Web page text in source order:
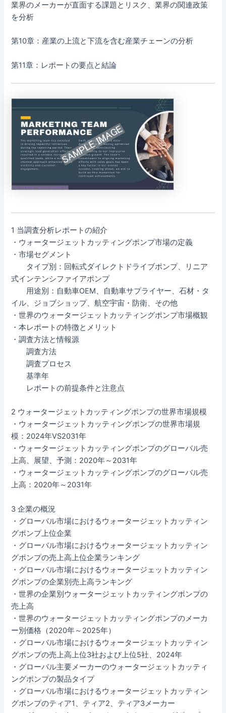
業界のメーカーが直面する課題とリスク、業界の関連政策
を分析
第10章：産業の上流と下流を含む産業チェーンの分析
第11章：レポートの要点と結論
1 当調査分析レポートの紹介
・ウォータージェットカッティングポンプ市場の定義
・市場セグメント
タイプ別：回転式ダイレクトドライブポンプ、リニア
式インテンシファイアポンプ
用途別：自動車OEM、自動車サプライヤー、石材・タ
イル、ジョブショップ、航空宇宙・防衛、その他
・世界のウォータージェットカッティングポンプ市場概観
・本レポートの特徴とメリット
・調査方法と情報源
調査方法
調査プロセス
基準年
レポートの前提条件と注意点
2 ウォータージェットカッティングポンプの世界市場規模
・ウォータージェットカッティングポンプの世界市場規
模：2024年VS2031年
・ウォータージェットカッティングポンプのグローバル売
上高、展望、予測：2020年～2031年
・ウォータージェットカッティングポンプのグローバル売
上高：2020年～2031年
3 企業の概況
・グローバル市場におけるウォータージェットカッティン
グポンプ上位企業
・グローバル市場におけるウォータージェットカッティン
グポンプの売上高上位企業ランキング
・グローバル市場におけるウォータージェットカッティン
グポンプの企業別売上高ランキング
・世界の企業別ウォータージェットカッティングポンプの
売上高
・世界のウォータージェットカッティングポンプのメーカ
ー別価格（2020年～2025年）
・グローバル市場におけるウォータージェットカッティン
グポンプの売上高上位3社および上位5社、2024年
・グローバル主要メーカーのウォータージェットカッティ
ングポンプの製品タイプ
・グローバル市場におけるウォータージェットカッティン
グポンプのティア1、ティア2、ティア3メーカー